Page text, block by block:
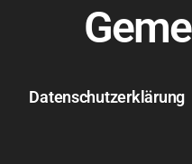
Datenschutzerklärung